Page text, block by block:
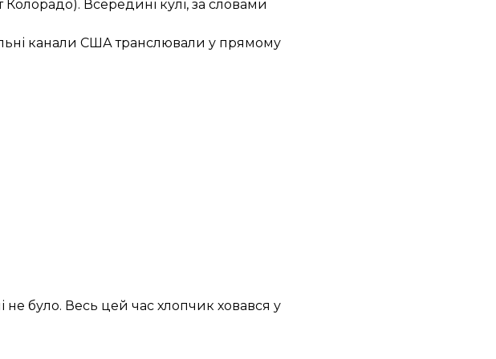
Колорадо). Всередині кулі, за словами
канали США транслювали у прямому
було. Весь цей час хлопчик ховався у